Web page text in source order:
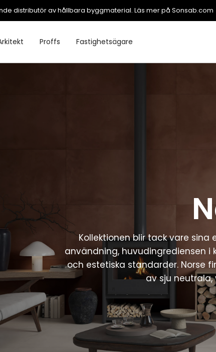
distributör av hållbara byggmaterial. Läs mer på Sonsab.com
Proffs Fastighetsägare
Kollektionen blir tack vare
användning, huvudingrediensen i
och estetiska standarder. Norse
av sju neutrala,